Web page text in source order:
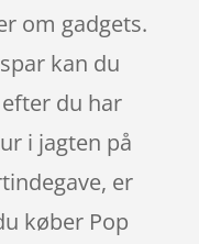
om gadgets.
kan du
du har
i jagten på
er
køber Pop